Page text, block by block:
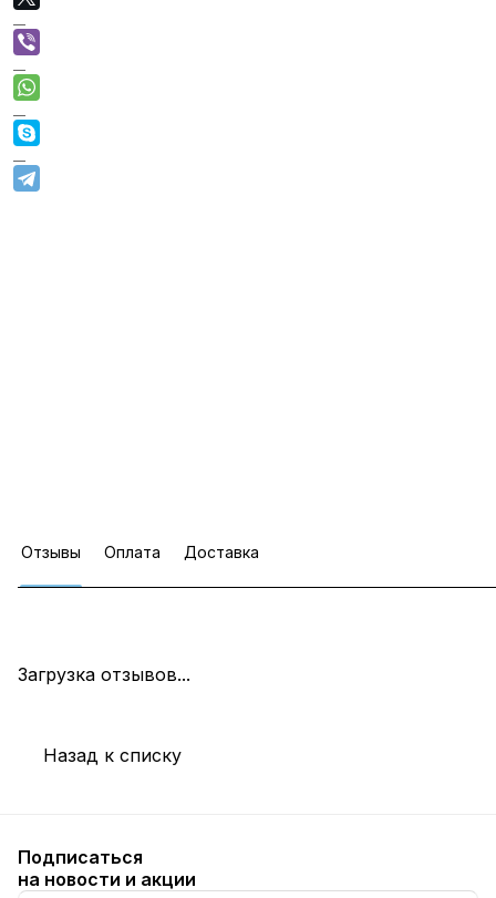
Отзывы Оплата Доставка
Загрузка отзывов...
Назад к списку
Подписаться
на новости и акции